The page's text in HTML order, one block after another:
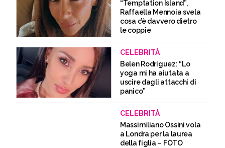
“Temptation Island”,
Raffaella Mennoia svela
cosa c’è davvero dietro
le coppie
CELEBRITÀ
Belen Rodriguez: “Lo
yoga mi ha aiutata a
uscire dagli attacchi di
panico”
CELEBRITÀ
Massimiliano Ossini vola
a Londra per la laurea
della figlia – FOTO